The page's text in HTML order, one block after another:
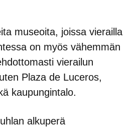
museoita, joissa vierailla
on myös vähemmän
vierailun
Plaza de Luceros,
kaupungintalo.
alkuperä